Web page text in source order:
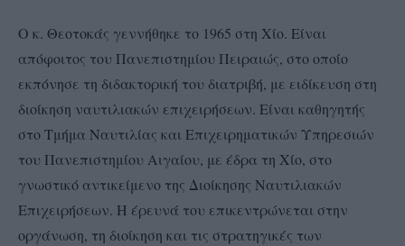
Ο κ. Θεοτοκάς γεννήθηκε το 1965 στη Χίο. Είναι
απόφοιτος του Πανεπιστημίου Πειραιώς, στο οποίο
εκπόνησε τη διδακτορική του διατριβή, με ειδίκευση στη
διοίκηση ναυτιλιακών επιχειρήσεων. Είναι καθηγητής
στο Τμήμα Ναυτιλίας και Επιχειρηματικών Υπηρεσιών
του Πανεπιστημίου Αιγαίου, με έδρα τη Χίο, στο
γνωστικό αντικείμενο της Διοίκησης Ναυτιλιακών
Επιχειρήσεων. Η έρευνά του επικεντρώνεται στην
οργάνωση, τη διοίκηση και τις στρατηγικές των